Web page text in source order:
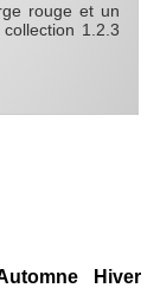
rouge et un
1.2.3
Hiver